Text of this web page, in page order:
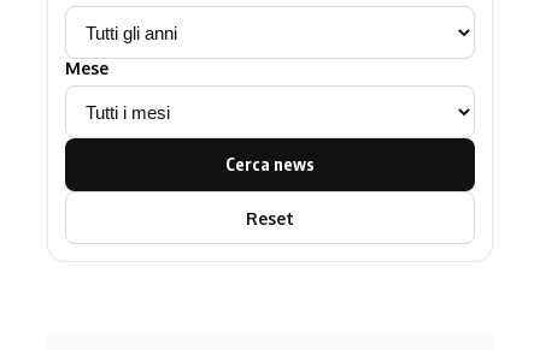
Mese
Cerca news
Reset